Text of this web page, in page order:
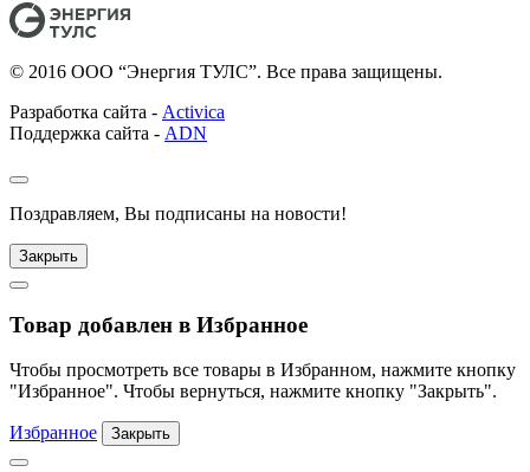
© 2016 ООО “Энергия ТУЛС”. Все права защищены.
Разработка сайта - Activica
Поддержка сайта - ADN
Поздравляем, Вы подписаны на новости!
Закрыть
Товар добавлен в Избранное
Чтобы просмотреть все товары в Избранном, нажмите кнопку
"Избранное". Чтобы вернуться, нажмите кнопку "Закрыть".
Избранное Закрыть